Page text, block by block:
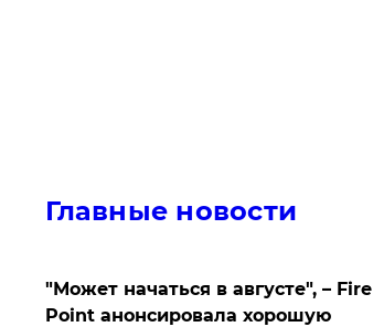
Главные новости
"Может начаться в августе", – Fire
Point анонсировала хорошую